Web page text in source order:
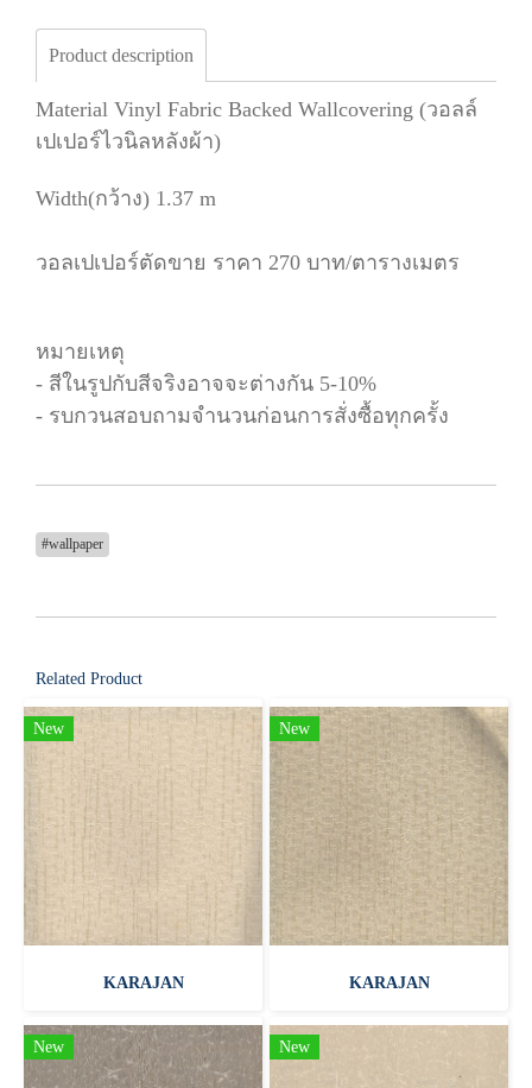
Product description
Material Vinyl Fabric Backed Wallcovering (วอลล์
เปเปอร์ไวนิลหลังผ้า)
Width(กว้าง) 1.37 m
วอลเปเปอร์ตัดขาย ราคา 270 บาท/ตารางเมตร
หมายเหตุ
- สีในรูปกับสีจริงอาจจะต่างกัน 5-10%
- รบกวนสอบถามจำนวนก่อนการสั่งซื้อทุกครั้ง
#wallpaper
Related Product
New
KARAJAN
New
KARAJAN
New New